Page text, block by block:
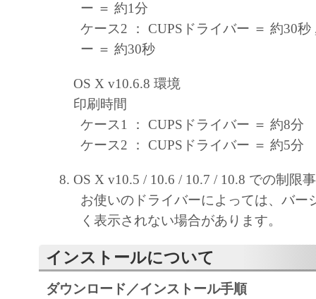
ー ＝ 約1分
ケース2 ： CUPSドライバー ＝ 約30秒
ー ＝ 約30秒
OS X v10.6.8 環境
印刷時間
ケース1 ： CUPSドライバー ＝ 約8分
ケース2 ： CUPSドライバー ＝ 約5分
OS X v10.5 / 10.6 / 10.7 / 10.8 での制限
お使いのドライバーによっては、バー
く表示されない場合があります。
インストールについて
ダウンロード／インストール手順